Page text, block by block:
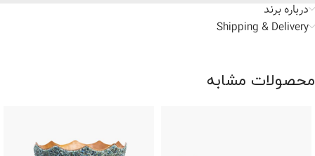
درباره برند
Shipping & Delivery
محصولات مشابه